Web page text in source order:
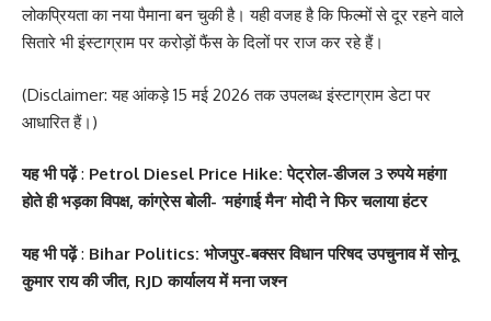
लोकप्रियता का नया पैमाना बन चुकी है। यही वजह है कि फिल्मों से दूर रहने वाले
सितारे भी इंस्टाग्राम पर करोड़ों फैंस के दिलों पर राज कर रहे हैं।
(Disclaimer: यह आंकड़े 15 मई 2026 तक उपलब्ध इंस्टाग्राम डेटा पर
आधारित हैं।)
यह भी पढ़ें: Petrol Diesel Price Hike: पेट्रोल-डीजल 3 रुपये महंगा
होते ही भड़का विपक्ष, कांग्रेस बोली- ‘महंगाई मैन’ मोदी ने फिर चलाया हंटर
यह भी पढ़ें: Bihar Politics: भोजपुर-बक्सर विधान परिषद उपचुनाव में सोनू
कुमार राय की जीत, RJD कार्यालय में मना जश्न